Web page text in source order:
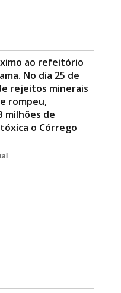
ao refeitório
No dia 25 de
rejeitos minerais
rompeu,
milhões de
o Córrego